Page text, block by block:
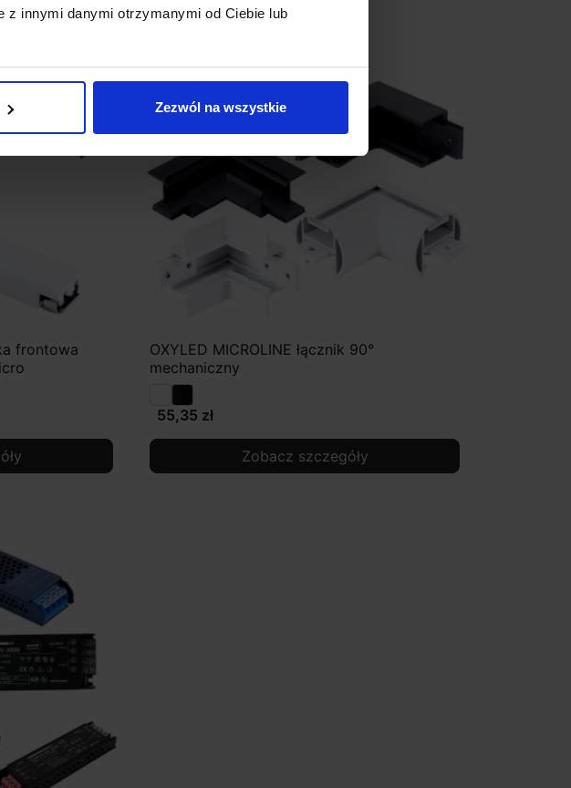
z innymi danymi otrzymanymi od Ciebie lub
Zezwól na wszystkie
frontowa
OXYLED MICROLINE łącznik 90°
mechaniczny
55,35 zł
Zobacz szczegóły